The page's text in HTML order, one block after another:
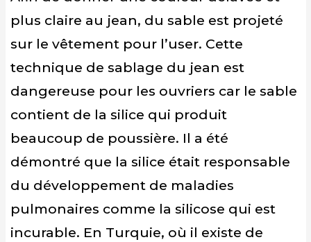
plus claire au jean, du sable est projeté
sur le vêtement pour l’user. Cette
technique de sablage du jean est
dangereuse pour les ouvriers car le sable
contient de la silice qui produit
beaucoup de poussière. Il a été
démontré que la silice était responsable
du développement de maladies
pulmonaires comme la silicose qui est
incurable. En Turquie, où il existe de